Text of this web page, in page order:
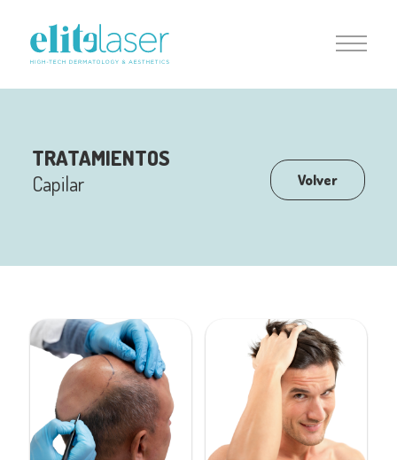
TRATAMIENTOS
Capilar
Volver